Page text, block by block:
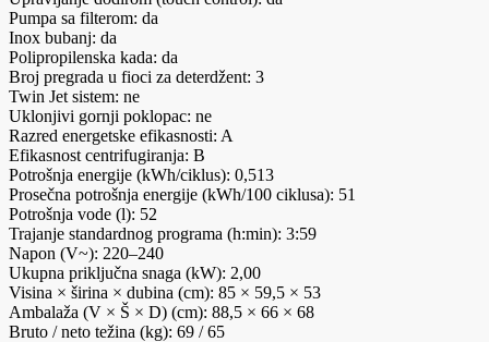
Pumpa sa filterom: da
Inox bubanj: da
Polipropilenska kada: da
Broj pregrada u fioci za deterdžent: 3
Twin Jet sistem: ne
Uklonjivi gornji poklopac: ne
Razred energetske efikasnosti: A
Efikasnost centrifugiranja: B
Potrošnja energije (kWh/ciklus): 0,513
Prosečna potrošnja energije (kWh/100 ciklusa): 51
Potrošnja vode (l): 52
Trajanje standardnog programa (h:min): 3:59
Napon (V~): 220–240
Ukupna priključna snaga (kW): 2,00
Visina × širina × dubina (cm): 85 × 59,5 × 53
Ambalaža (V × Š × D) (cm): 88,5 × 66 × 68
Bruto / neto težina (kg): 69 / 65